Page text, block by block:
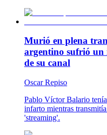
Murió en plena
argentino sufrió un
de su canal
Oscar Repiso
Pablo Víctor Balario
infarto mientras
'streaming'.